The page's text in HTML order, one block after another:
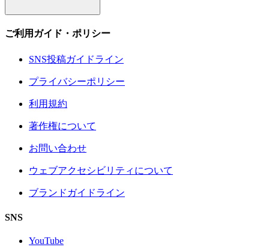
ご利用ガイド・ポリシー
SNS投稿ガイドライン
プライバシーポリシー
利用規約
著作権について
お問い合わせ
ウェブアクセシビリティについて
ブランドガイドライン
SNS
YouTube